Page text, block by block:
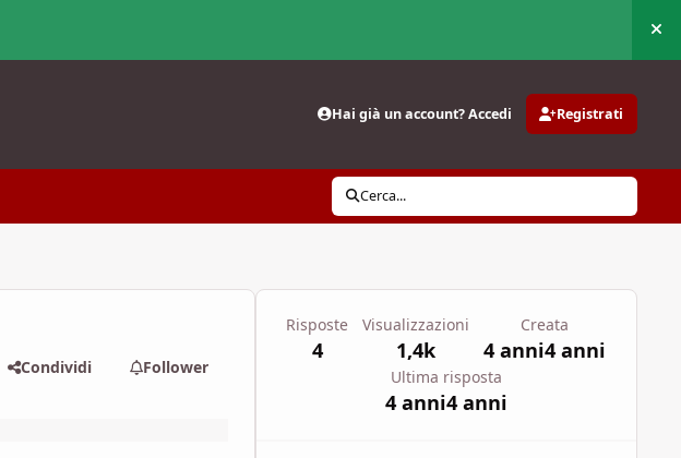
Hai già un account? Accedi Registrati
Cerca...
Condividi Follower
Risposte
4
Visualizzazioni
1,4k
Creata
4 anni4 anni
Ultima risposta
4 anni4 anni